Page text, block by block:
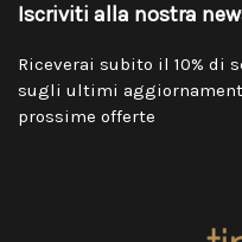
Iscriviti alla nostra
Riceverai subito il 10% di
sugli ultimi
prossime offerte